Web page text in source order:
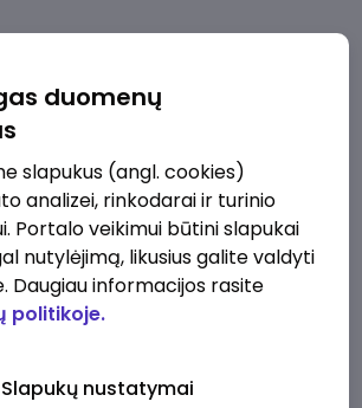
pasiūlymai jus domina?
duomenų
slapukus (angl. cookies)
analizei, rinkodarai ir turinio
Portalo veikimui būtini slapukai
nutylėjimą, likusius galite valdyti
Daugiau informacijos rasite
politikoje.
Slapukų nustatymai